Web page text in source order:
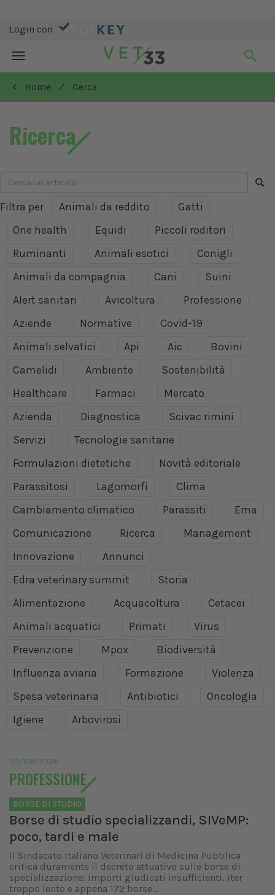
Login con
Toggle
navigation
< Home
/ Cerca
Ricerca
Filtra per Animali da reddito
Gatti
One health
Equidi
Piccoli roditori
Ruminanti
Animali esotici
Conigli
Animali da compagnia
Cani
Suini
Alert sanitari
Avicoltura
Professione
Aziende
Normative
Covid-19
Animali selvatici
Api Aic
Bovini
Camelidi
Ambiente
Sostenibilità
Healthcare
Farmaci
Mercato
Azienda
Diagnostica
Scivac rimini
Servizi
Tecnologie sanitarie
Formulazioni dietetiche
Novità editoriale
Parassitosi
Lagomorfi
Clima
Cambiamento climatico
Parassiti
Ema
Comunicazione
Ricerca
Management
Innovazione
Annunci
Edra veterinary summit
Storia
Alimentazione
Acquacoltura
Cetacei
Animali acquatici
Primati
Virus
Prevenzione
Mpox
Biodiversità
Influenza aviaria
Formazione
Violenza
Spesa veterinaria
Antibiotici
Oncologia
Igiene
Arbovirosi
05/08/2026
PROFESSIONE
BORSE DI STUDIO
Borse di studio specializzandi, SIVeMP:
poco, tardi e male
Il Sindacato Italiano Veterinari di Medicina Pubblica
critica duramente il decreto attuativo sulle borse di
specializzazione: importi giudicati insufficienti, iter
troppo lento e appena 172 borse...